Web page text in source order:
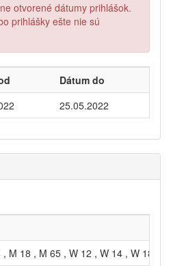
otvorené dátumy prihlášok.
prihlášky ešte nie sú
Dátum do
25.05.2022
, M 18 , M 65 , W 12 , W 14 , W 18 ,